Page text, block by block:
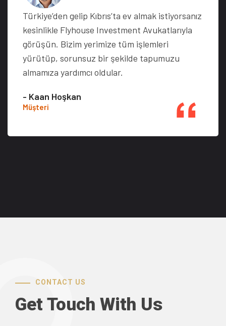
Türkiye’den gelip Kıbrıs’ta ev almak istiyorsanız
kesinlikle Flyhouse Investment Avukatlarıyla
görüşün. Bizim yerimize tüm işlemleri
yürütüp, sorunsuz bir şekilde tapumuzu
almamıza yardımcı oldular.
- Kaan Hoşkan
Müşteri
CONTACT US
Get Touch With Us